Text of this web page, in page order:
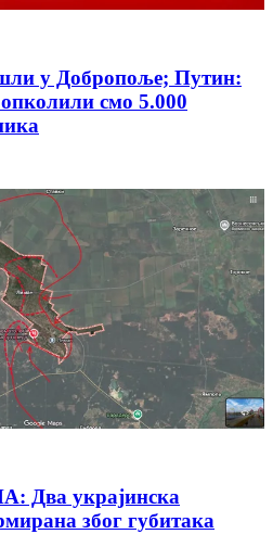
у Добропоље; Путин:
смо 5.000
украјинска
због губитака